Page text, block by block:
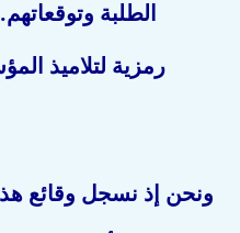
الطلبة
رمزية لتلاميذ
ونحن إذ نسجل وقائع